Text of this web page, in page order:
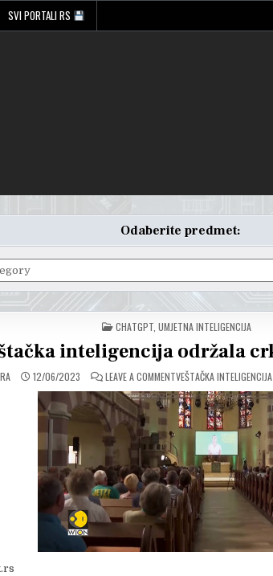
SVI PORTALI RS
Odaberite predmet:
POSTED
IN
CHATGPT ,UMJETNA INTELIGENCIJA
inteligencija održala
12/06/2023 LEAVE A COMMENTON
VEŠTAČKA